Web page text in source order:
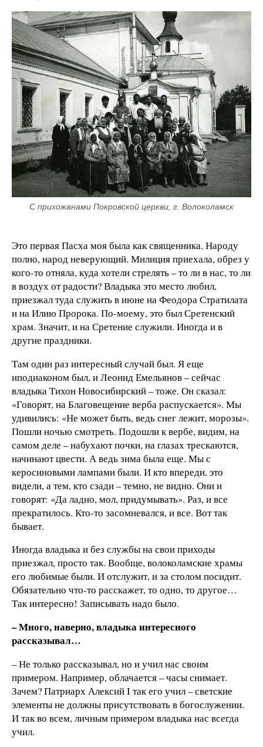
С прихожанами Покровской церкви, г. Волоколамск
Это первая Пасха моя была как священника. Народу
полно, народ неверующий. Милиция приехала, обрез у
кого-то отняла, куда хотели стрелять – то ли в нас, то ли
в воздух от радости? Владыка это место любил,
приезжал туда служить в июне на Феодора Стратилата
и на Илию Пророка. По-моему, это был Сретенский
храм. Значит, и на Сретение служили. Иногда и в
другие праздники.
Там один раз интересный случай был. Я еще
иподиаконом был, и Леонид Емельянов – сейчас
владыка Тихон Новосибирский – тоже. Он сказал:
«Говорят, на Благовещение верба распускается». Мы
удивились: «Не может быть, ведь снег лежит, морозы».
Пошли ночью смотреть. Подошли к вербе, видим, на
самом деле – набухают почки, на глазах трескаются,
начинают цвести. А ведь зима была еще. Мы с
керосиновыми лампами были. И кто впереди, это
видели, а тем, кто сзади – темно, не видно. Они и
говорят: «Да ладно, мол, придумывать». Раз, и все
прекратилось. Кто-то засомневался, и все. Вот так
бывает.
Иногда владыка и без службы на свои приходы
приезжал, просто так. Вообще, волоколамские храмы
его любимые были. И отслужит, и за столом посидит.
Обязательно что-то расскажет, то одно, то другое…
Так интересно! Записывать надо было.
– Много, наверно, владыка интересного
рассказывал…
– Не только рассказывал, но и учил нас своим
примером. Например, облачается – часы снимает.
Зачем? Патриарх Алексий I так его учил – светские
элементы не должны присутствовать в богослужении.
И так во всем, личным примером владыка нас всегда
учил.